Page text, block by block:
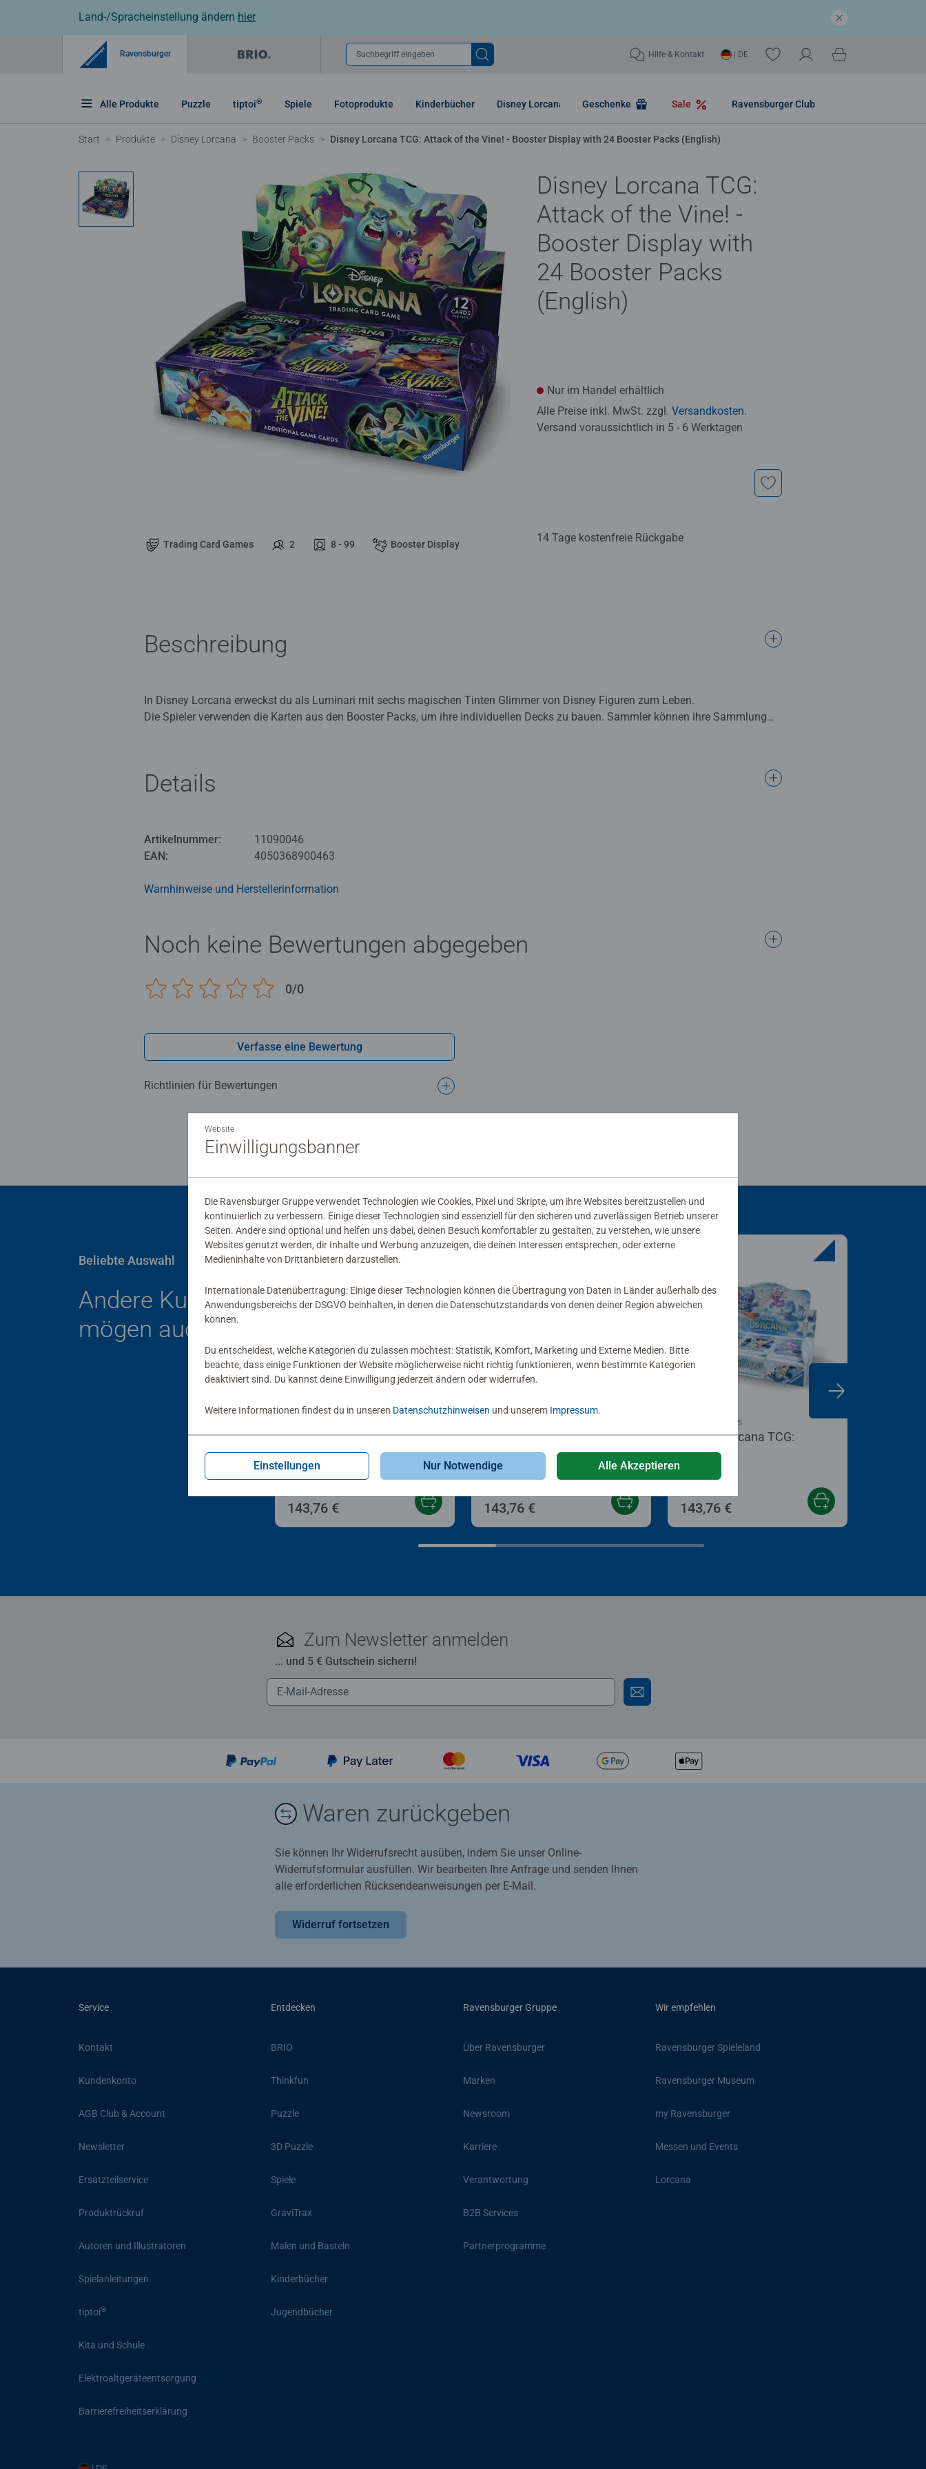
Land-/Spracheinstellung ändern hier
Ravensburger Suchbegriff eingeben Hilfe & Kontakt | DE
Alle Produkte Puzzle tiptoi® Spiele Fotoprodukte Kinderbücher Disney Lorcana Geschenke Sale Ravensburger Club
Start Produkte Disney Lorcana Booster Packs Disney Lorcana TCG: Attack of the Vine! - Booster Display with 24 Booster Packs (English)
Trading Card Games 2 8 - 99 Booster Display
Disney Lorcana TCG:
Attack of the Vine! -
Booster Display with
24 Booster Packs
(English)
Nur im Handel erhältlich
Alle Preise inkl. MwSt. zzgl. Versandkosten.
Versand voraussichtlich in 5 - 6 Werktagen
14 Tage kostenfreie Rückgabe
Beschreibung
In Disney Lorcana erweckst du als Luminari mit sechs magischen Tinten Glimmer von Disney Figuren zum Leben.
Die Spieler verwenden die Karten aus den Booster Packs, um ihre individuellen Decks zu bauen. Sammler können ihre Sammlung
einer völlig neuen Welt im Original und auf neu gestaltete Weise zeigt.
Details
Artikelnummer:
11090046
EAN:
4050368900463
Warnhinweise und Herstellerinformation
Noch keine Bewertungen abgegeben
0/0
Verfasse eine Bewertung
Richtlinien für Bewertungen
Beliebte Auswahl
Andere Kunden
mögen auch
Disney Lorcana TCG: Angriff
der Ranke! - Booster Display
mit 24 Booster Packs
(Deutsch)
143,76 €
Disney Lorcana TCG:
Booster
Display_Unbekannte Wildnis
(DE)
143,76 €
Disney Lorcana TCG:
Booster
Booster Packs
143,76 €
Zum Newsletter anmelden
... und 5 € Gutschein sichern!
Waren zurückgeben
Sie können Ihr Widerrufsrecht ausüben, indem Sie unser Online-
Widerrufsformular ausfüllen. Wir bearbeiten Ihre Anfrage und senden Ihnen
alle erforderlichen Rücksendeanweisungen per E-Mail.
Widerruf fortsetzen
Service
Kontakt
Kundenkonto
AGB Club & Account
Newsletter
Ersatzteilservice
Produktrückruf
Autoren und Illustratoren
Spielanleitungen
tiptoi®
Kita und Schule
Elektroaltgeräteentsorgung
Barrierefreiheitserklärung
Entdecken
BRIO
Thinkfun
Puzzle
3D Puzzle
Spiele
GraviTrax
Malen und Basteln
Kinderbücher
Jugendbücher
Ravensburger Gruppe
Über Ravensburger
Marken
Newsroom
Karriere
Verantwortung
B2B Services
Partnerprogramme
Wir empfehlen
Ravensburger Spieleland
Ravensburger Museum
my Ravensburger
Messen und Events
Lorcana
Website
Einwilligungsbanner
Die Ravensburger Gruppe verwendet Technologien wie Cookies, Pixel und Skripte, um ihre Websites bereitzustellen und
kontinuierlich zu verbessern. Einige dieser Technologien sind essenziell für den sicheren und zuverlässigen Betrieb unserer
Seiten. Andere sind optional und helfen uns dabei, deinen Besuch komfortabler zu gestalten, zu verstehen, wie unsere
Websites genutzt werden, dir Inhalte und Werbung anzuzeigen, die deinen Interessen entsprechen, oder externe
Medieninhalte von Drittanbietern darzustellen.
Internationale Datenübertragung: Einige dieser Technologien können die Übertragung von Daten in Länder außerhalb des
Anwendungsbereichs der DSGVO beinhalten, in denen die Datenschutzstandards von denen deiner Region abweichen
können.
Du entscheidest, welche Kategorien du zulassen möchtest: Statistik, Komfort, Marketing und Externe Medien. Bitte
beachte, dass einige Funktionen der Website möglicherweise nicht richtig funktionieren, wenn bestimmte Kategorien
deaktiviert sind. Du kannst deine Einwilligung jederzeit ändern oder widerrufen.
Weitere Informationen findest du in unseren Datenschutzhinweisen und unserem Impressum.
Einstellungen Nur Notwendige Alle Akzeptieren